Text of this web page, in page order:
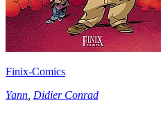
Finix-Comics
Yann Didier Conrad